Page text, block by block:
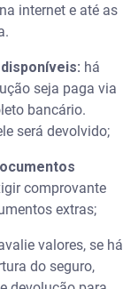
internet e até as
há
seja paga via
bancário.
será devolvido;
comprovante
extras;
valores, se há
do seguro,